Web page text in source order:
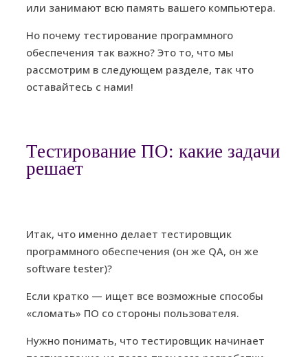
или занимают всю память вашего компьютера.
Но почему тестирование программного
обеспечения так важно? Это то, что мы
рассмотрим в следующем разделе, так что
оставайтесь с нами!
Тестирование ПО: какие задачи
решает
Итак, что именно делает тестировщик
программного обеспечения (он же QA, он же
software tester)?
Если кратко — ищет все возможные способы
«сломать» ПО со стороны пользователя.
Нужно понимать, что тестировщик начинает